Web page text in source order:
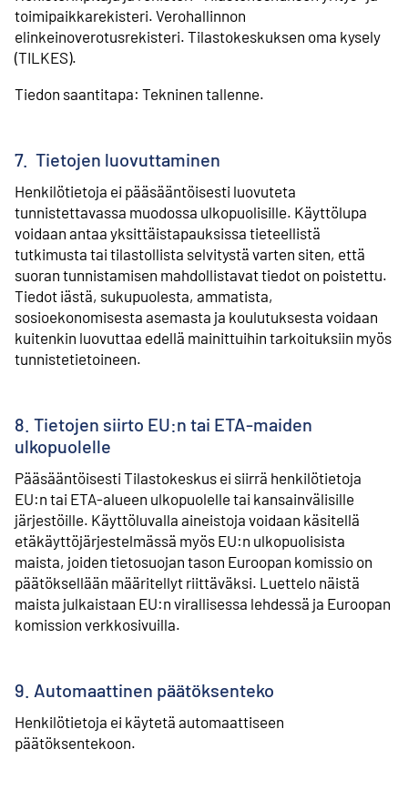
toimipaikkarekisteri. Verohallinnon
elinkeinoverotusrekisteri. Tilastokeskuksen oma kysely
(TILKES).
Tiedon saantitapa: Tekninen tallenne.
7. Tietojen luovuttaminen
Henkilötietoja ei pääsääntöisesti luovuteta
tunnistettavassa muodossa ulkopuolisille. Käyttölupa
voidaan antaa yksittäistapauksissa tieteellistä
tutkimusta tai tilastollista selvitystä varten siten, että
suoran tunnistamisen mahdollistavat tiedot on poistettu.
Tiedot iästä, sukupuolesta, ammatista,
sosioekonomisesta asemasta ja koulutuksesta voidaan
kuitenkin luovuttaa edellä mainittuihin tarkoituksiin myös
tunnistetietoineen.
8. Tietojen siirto EU:n tai ETA-maiden
ulkopuolelle
Pääsääntöisesti Tilastokeskus ei siirrä henkilötietoja
EU:n tai ETA-alueen ulkopuolelle tai kansainvälisille
järjestöille. Käyttöluvalla aineistoja voidaan käsitellä
etäkäyttöjärjestelmässä myös EU:n ulkopuolisista
maista, joiden tietosuojan tason Euroopan komissio on
päätöksellään määritellyt riittäväksi. Luettelo näistä
maista julkaistaan EU:n virallisessa lehdessä ja Euroopan
komission verkkosivuilla.
9. Automaattinen päätöksenteko
Henkilötietoja ei käytetä automaattiseen
päätöksentekoon.